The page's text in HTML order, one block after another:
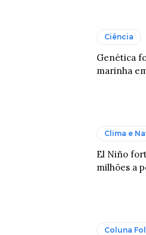
Ciência
Genética
marinha
Clima e
El Niño
milhões a
Coluna